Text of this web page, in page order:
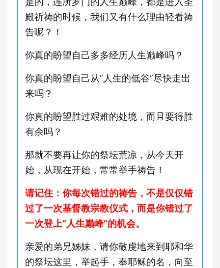
殿祈祷的时候，我们又有什么理由轻看祷
告呢？！
你真的盼望自己多多经历人生巅峰吗？
你真的盼望自己从“人生的低谷”尽快走出
来吗？
你真的盼望胜过艰难的处境，而且要得胜
有余吗？
那就不要再让你的祭坛荒凉，从今天开
始，从现在开始，常常举手祷告！
请记住：你每次错过的祷告，不是仅仅错
过了一次基督教宗教仪式，而是你错过了
一次登上“人生巅峰”的机会。
亲爱的弟兄姊妹，请你敬虔地来到耶和华
的祭坛这里，举起手，奉耶稣的名，向至